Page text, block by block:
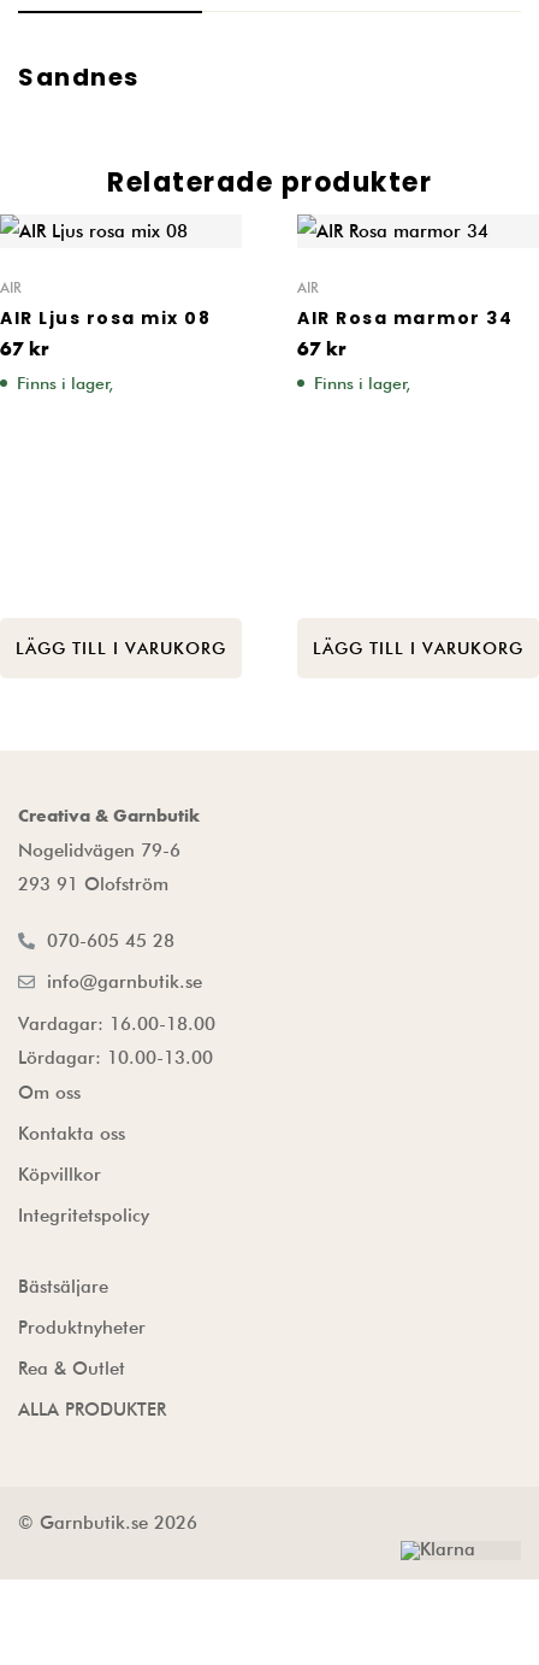
Sandnes
Relaterade produkter
AIR
AIR Ljus rosa mix 08
67 kr
Finns i lager,
LÄGG TILL I VARUKORG
AIR
AIR Rosa marmor 34
67 kr
Finns i lager,
LÄGG TILL I VARUKORG
Creativa & Garnbutik
Nogelidvägen 79-6
293 91 Olofström
070-605 45 28
info@garnbutik.se
Vardagar: 16.00-18.00
Lördagar: 10.00-13.00
Om oss
Kontakta oss
Köpvillkor
Integritetspolicy
Bästsäljare
Produktnyheter
Rea & Outlet
ALLA PRODUKTER
© Garnbutik.se 2026